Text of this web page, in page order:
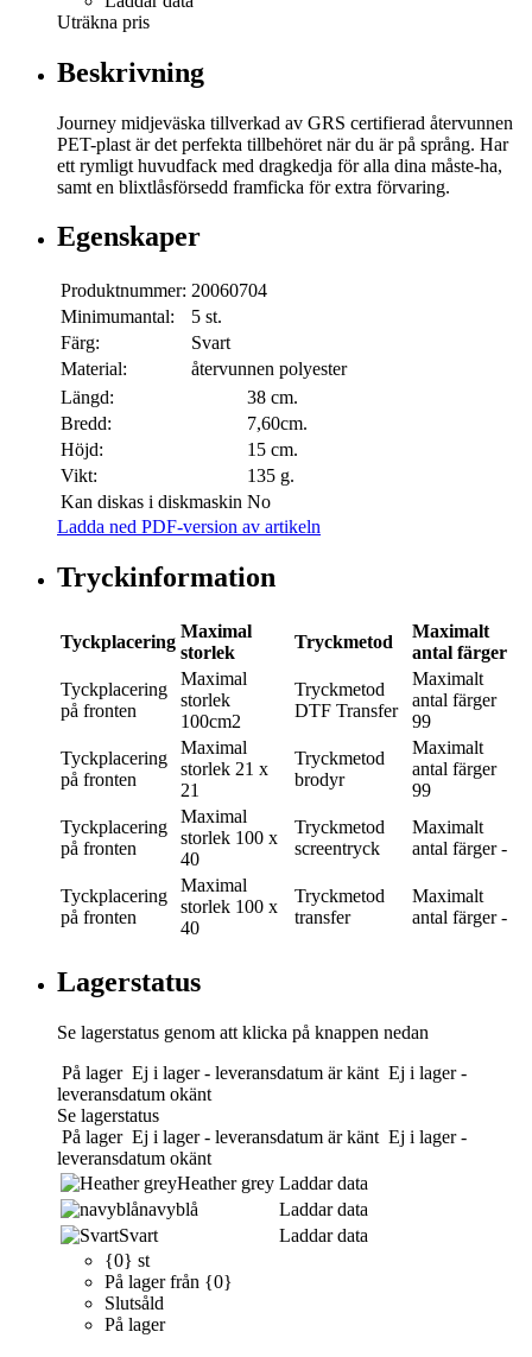
Uträkna pris
Beskrivning
Journey midjeväska tillverkad av GRS certifierad återvunnen
PET-plast är det perfekta tillbehöret när du är på språng. Har
ett rymligt huvudfack med dragkedja för alla dina måste-ha,
samt en blixtlåsförsedd framficka för extra förvaring.
Egenskaper
Produktnummer: 20060704
Minimumantal:
5 st.
Färg:
Svart
Material:
återvunnen polyester
Längd:
38 cm.
Bredd:
7,60cm.
Höjd:
15 cm.
Vikt:
135 g.
Kan diskas i diskmaskin No
Ladda ned PDF-version av artikeln
Tryckinformation
Tyckplacering
Maximal
storlek
Tryckmetod
Maximalt
antal färger
Tyckplacering
på fronten
Maximal
storlek
100cm2
Tryckmetod
DTF Transfer
Maximalt
antal färger
99
Tyckplacering
på fronten
Maximal
storlek 21 x
21
Tryckmetod
brodyr
Maximalt
antal färger
99
Tyckplacering
på fronten
Maximal
storlek 100 x
40
Tryckmetod
screentryck
Maximalt
antal färger -
Tyckplacering
på fronten
Maximal
storlek 100 x
40
Tryckmetod
transfer
Maximalt
antal färger -
Lagerstatus
Se lagerstatus genom att klicka på knappen nedan
På lager Ej i lager - leveransdatum är känt Ej i lager -
leveransdatum okänt
Se lagerstatus
På lager Ej i lager - leveransdatum är känt Ej i lager -
leveransdatum okänt
Heather grey Laddar data
navyblå
Laddar data
Svart
Laddar data
{0} st
På lager från {0}
Slutsåld
På lager